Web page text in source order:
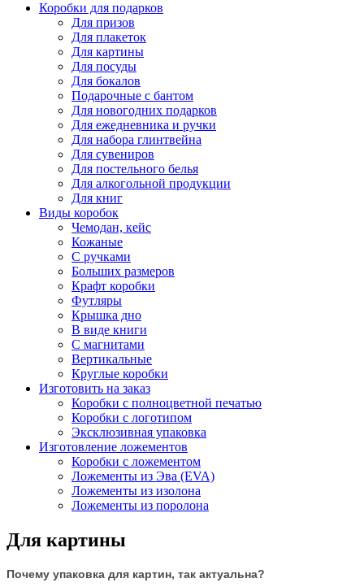
Коробки для подарков
Для призов
Для плакеток
Для картины
Для посуды
Для бокалов
Подарочные с бантом
Для новогодних подарков
Для ежедневника и ручки
Для набора глинтвейна
Для сувениров
Для постельного белья
Для алкогольной продукции
Для книг
Виды коробок
Чемодан, кейс
Кожаные
С ручками
Больших размеров
Крафт коробки
Футляры
Крышка дно
В виде книги
С магнитами
Вертикальные
Круглые коробки
Изготовить на заказ
Коробки с полноцветной печатью
Коробки с логотипом
Эксклюзивная упаковка
Изготовление ложементов
Коробки с ложементом
Ложементы из Эва (EVA)
Ложементы из изолона
Ложементы из поролона
Для картины
Почему упаковка для картин, так актуальна?